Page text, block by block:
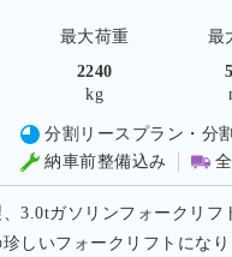
最大荷重 最
2240
kg
分割リースプラン・分
納車前整備込み
3.0tガソリンフォークリフ
珍しいフォークリフトにな